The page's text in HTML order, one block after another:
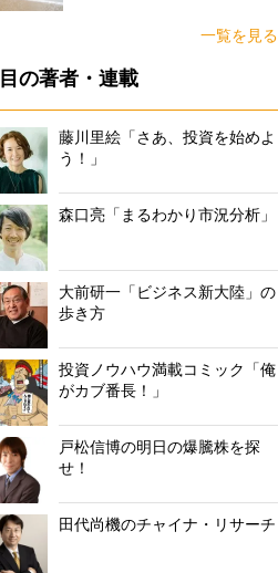
一覧を見る
の著者・連載
藤川里絵「さあ、投資を始めよ
う！」
森口亮「まるわかり市況分析」
大前研一「ビジネス新大陸」の
歩き方
投資ノウハウ満載コミック「俺
がカブ番長！」
戸松信博の明日の爆騰株を探
せ！
田代尚機のチャイナ・リサーチ